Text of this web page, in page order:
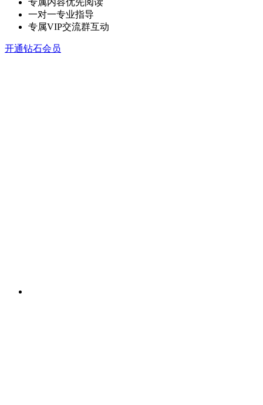
专属内容优先阅读
一对一专业指导
专属VIP交流群互动
开通钻石会员